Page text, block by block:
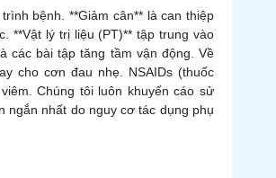
bệnh. **Giảm cân** là can thiệp
**Vật lý trị liệu (PT)** tập trung vào
các bài tập tăng tầm vận động. Về
cho cơn đau nhẹ. NSAIDs (thuốc
Chúng tôi luôn khuyến cáo sử
ngắn nhất do nguy cơ tác dụng phụ